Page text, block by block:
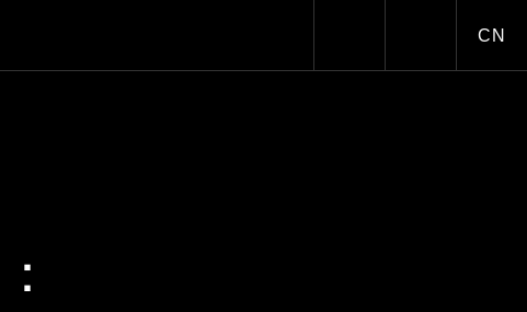
WORLD
Toggle
CN